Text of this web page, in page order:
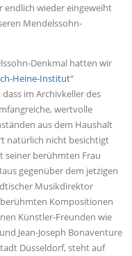
endlich wieder eingeweiht
Mendelssohn-
Denkmal hatten wir
Heine-Institut“
im Archivkeller des
wertvolle
aus dem Haushalt
natürlich nicht besichtigt
seiner berühmten Frau
gegenüber dem jetzigen
Musikdirektor
Kompositionen
Künstler-Freunden wie
Jean-Joseph Bonaventure
Düsseldorf, steht auf